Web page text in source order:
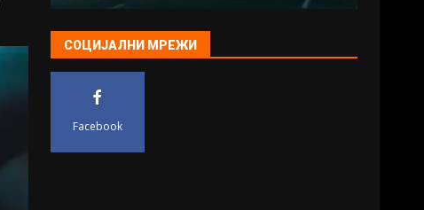
СОЦИЈАЛНИ МРЕЖИ
Facebook